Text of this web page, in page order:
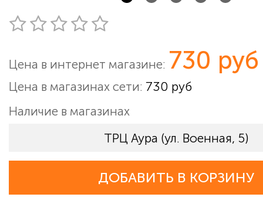
Цена в интернет магазине: 730 руб
Цена в магазинах сети: 730 руб
Наличие в магазинах
ТРЦ Аура (ул. Военная, 5)
ДОБАВИТЬ В КОРЗИНУ